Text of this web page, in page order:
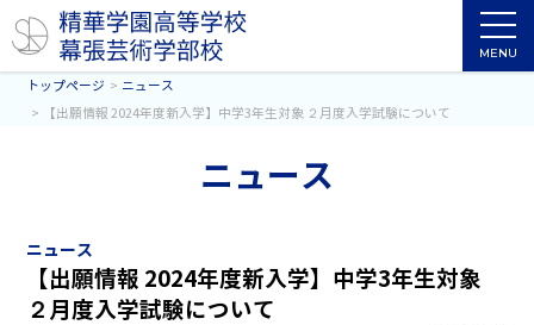
MENU
トップページ
ニュース
【出願情報 2024年度新入学】中学3年生対象 ２月度入学試験について
ニュース
ニュース
【出願情報 2024年度新入学】中学3年生対象
２月度入学試験について